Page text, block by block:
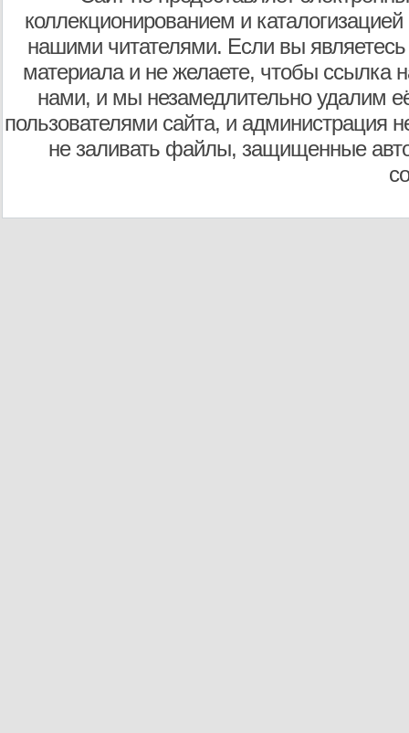
коллекционированием и
нашими читателями. Если вы являетесь
материала и не желаете, чтобы ссылка
нами, и мы незамедлительно удалим
пользователями сайта, и администрация
не заливать файлы, защищенные